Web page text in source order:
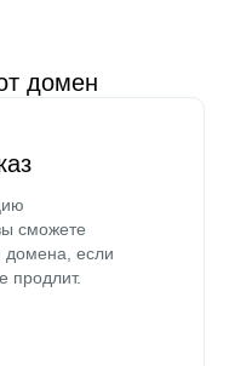
домен
сможете
домена, если
продлит.